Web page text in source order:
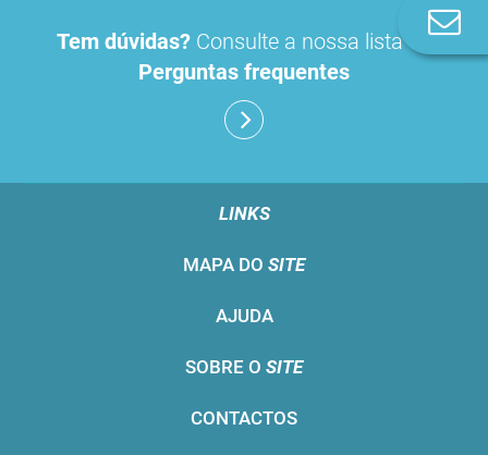
Tem dúvidas? Consulte a nossa lista de
Perguntas frequentes
LINKS
MAPA DO SITE
AJUDA
SOBRE O SITE
CONTACTOS